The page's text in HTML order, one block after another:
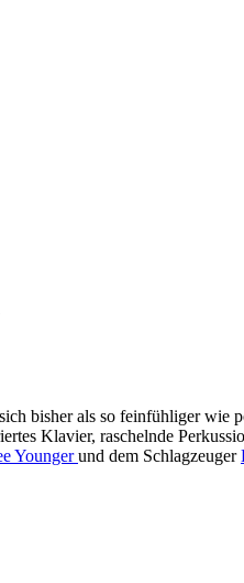
bisher als so feinfühliger wie
Klavier, raschelnde
Youngerund dem Schlagzeuger